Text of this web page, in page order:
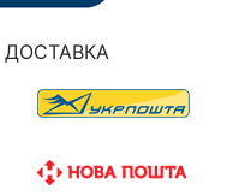
ДОСТАВКА